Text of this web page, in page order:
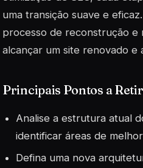
uma transição suave e
processo de reconstrução e
alcançar um site renovado e
Principais Pontos a
Analise a estrutura atual
identificar áreas de
Defina uma nova